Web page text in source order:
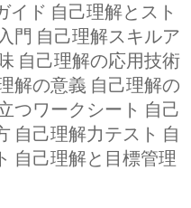
イド 自己理解とスト
門 自己理解スキルア
自己理解の応用技術
解の意義 自己理解の
つワークシート 自己
自己理解力テスト 自
自己理解と目標管理